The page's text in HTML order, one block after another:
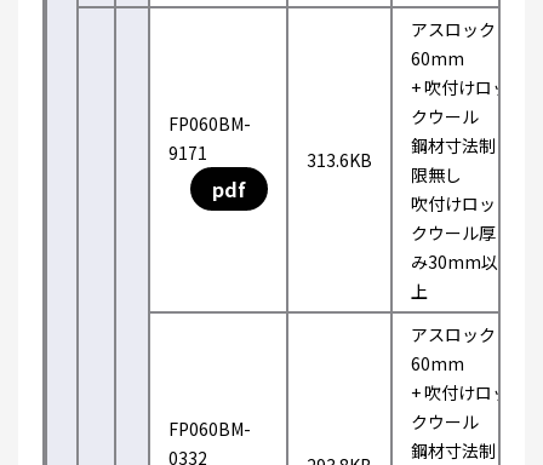
FP060BM-
9171
pdf
313.6KB
アスロック
60mm
+ 吹付けロッ
クウール
鋼材寸法制
限無し
吹付けロッ
クウール厚
み30mm以
上
FP060BM-
0332
アスロック
60mm
+ 吹付けロッ
クウール
鋼材寸法制